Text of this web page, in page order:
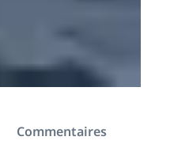
Commentaires